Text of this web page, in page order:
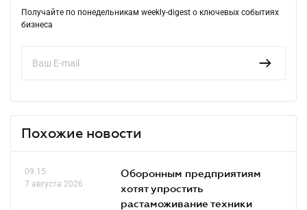
Получайте по понедельникам weekly-digest о ключевых событиях
бизнеса
Похожие новости
09.15
7 августа 2026
Оборонным предприятиям
хотят упростить
растаможивание техники